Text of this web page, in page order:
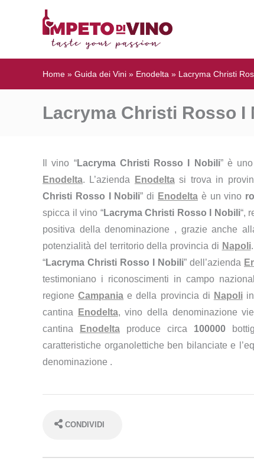
Home » Guida dei Vini » Enodelta » Lacryma Christi
Lacryma Christi Rosso I
Il vino “Lacryma Christi Rosso I Nobili” è
Enodelta. L’azienda Enodeltasi trova in
Christi Rosso I Nobili” di Enodeltaè un vino
spicca il vino “Lacryma Christi Rosso I Nobili“,
positiva della denominazione , grazie anche
potenzialità del territorio della provincia di Napoli
“Lacryma Christi Rosso I Nobili” dell’azienda
testimoniano i riconoscimenti in campo
regioneCampania e della provincia di Napoliin
cantina
Enodelta, vino della denominazione
cantina
Enodeltaproduce circa 100000
caratteristiche organolettiche ben bilanciate e
denominazione .
CONDIVIDI